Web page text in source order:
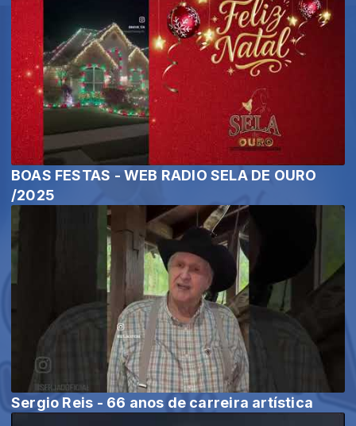
BOAS FESTAS - WEB RADIO SELA DE OURO
/2025
Sergio Reis - 66 anos de carreira artística